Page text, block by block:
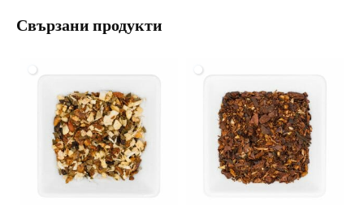
Свързани продукти